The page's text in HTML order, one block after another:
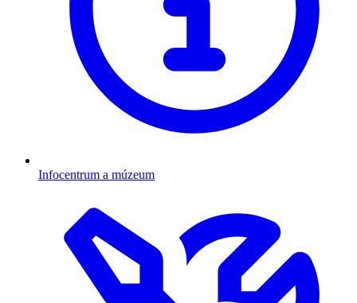
Infocentrum a múzeum